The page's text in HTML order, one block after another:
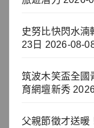
史努比快閃水
23日 2026-08-
筑波木笑盃全
育網壇新秀
父親節徵才送